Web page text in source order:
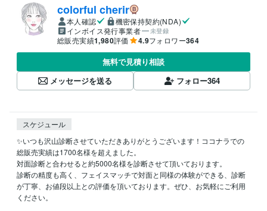
colorful cherir
本人確認
機密保持契約(NDA)
インボイス発行事業者
未登録
総販売実績1,980評価 4.9フォロワー364
無料で見積り相談
メッセージを送る
フォロー364
スケジュール
✨いつも沢山診断させていただきありがとうございます！ココナラでの
総販売実績は1700名様を超えました。
対面診断と合わせると約5000名様を診断させて頂いております。
診断の精度も高く、フェイスマッチで対面と同様の体験ができる、診断
が丁寧、お値段以上との評価を頂いております。ぜひ、お気軽にご利用
ください。